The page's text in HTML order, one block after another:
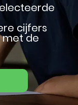
cijfers
met de